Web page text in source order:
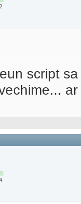
script